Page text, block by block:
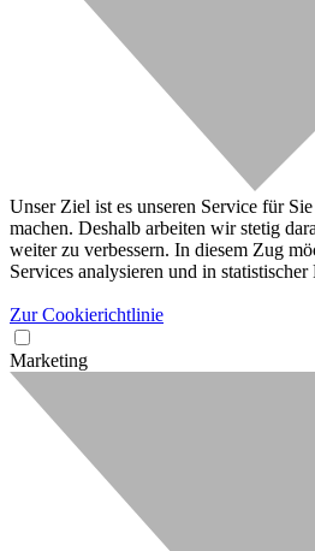
Unser Ziel ist es unseren Service für
machen. Deshalb arbeiten wir stetig
weiter zu verbessern. In diesem Zug
Services analysieren und in statistischer
Zur Cookierichtlinie
Marketing